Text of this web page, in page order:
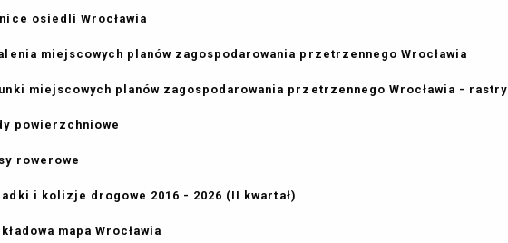
osiedli Wrocławia
miejscowych planów zagospodarowania przetrzennego Wrocławia
miejscowych planów zagospodarowania przetrzennego Wrocławia - rastry
powierzchniowe
rowerowe
i kolizje drogowe 2016 - 2026 (II kwartał)
mapa Wrocławia